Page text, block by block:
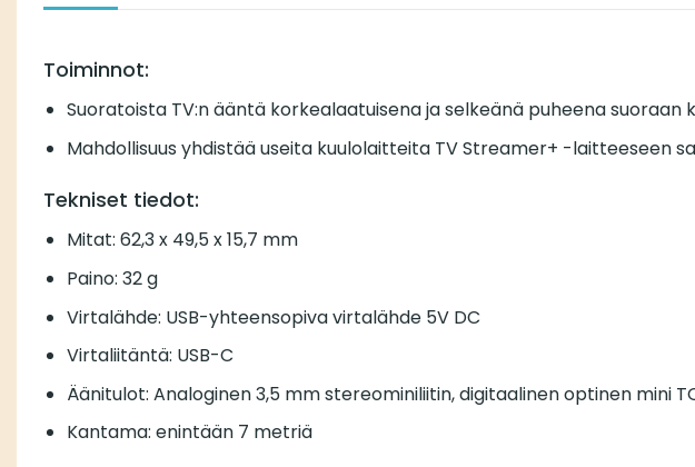
Toiminnot:
Suoratoista TV:n ääntä korkealaatuisena ja selkeänä puheena suoraan
Mahdollisuus yhdistää useita kuulolaitteita TV Streamer+ -laitteeseen
Tekniset tiedot:
Mitat: 62,3 x 49,5 x 15,7 mm
Paino: 32 g
Virtalähde: USB-yhteensopiva virtalähde 5V DC
Virtaliitäntä: USB-C
Äänitulot: Analoginen 3,5 mm stereominiliitin, digitaalinen optinen mini
Kantama: enintään 7 metriä